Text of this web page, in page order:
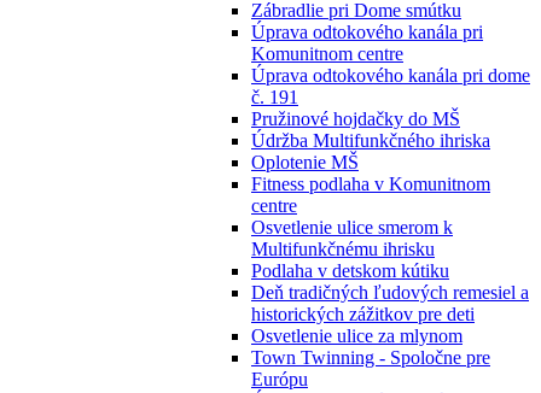
Zábradlie pri Dome smútku
Úprava odtokového kanála pri
Komunitnom centre
Úprava odtokového kanála pri dome
č. 191
Pružinové hojdačky do MŠ
Údržba Multifunkčného ihriska
Oplotenie MŠ
Fitness podlaha v Komunitnom
centre
Osvetlenie ulice smerom k
Multifunkčnému ihrisku
Podlaha v detskom kútiku
Deň tradičných ľudových remesiel a
historických zážitkov pre deti
Osvetlenie ulice za mlynom
Town Twinning - Spoločne pre
Európu